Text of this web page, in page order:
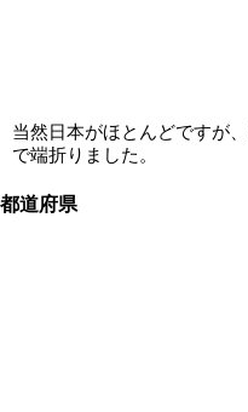
当然日本がほとんどですが
で端折りました。
都道府県